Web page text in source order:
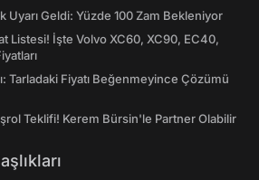
Uyarı Geldi: Yüzde 100 Zam Bekleniyor
Listesi! İşte Volvo XC60, XC90, EC40,
Tarladaki Fiyatı Beğenmeyince Çözümü
Teklifi! Kerem Bürsin'le Partner Olabilir